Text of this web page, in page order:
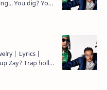
You dig? You
the king...
| Lyrics |
Zay? Trap holla,
me to lead